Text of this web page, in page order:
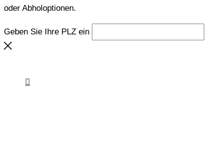
oder Abholoptionen.
Geben Sie Ihre PLZ ein